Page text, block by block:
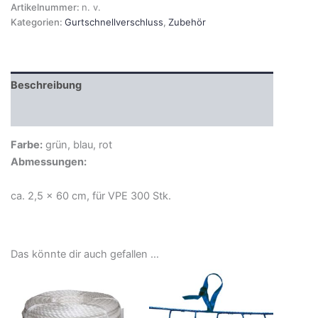
Artikelnummer: n. v.
Kategorien: Gurtschnellverschluss, Zubehör
Beschreibung
Farbe: grün, blau, rot
Abmessungen:
ca. 2,5 x 60 cm, für VPE 300 Stk.
Das könnte dir auch gefallen …